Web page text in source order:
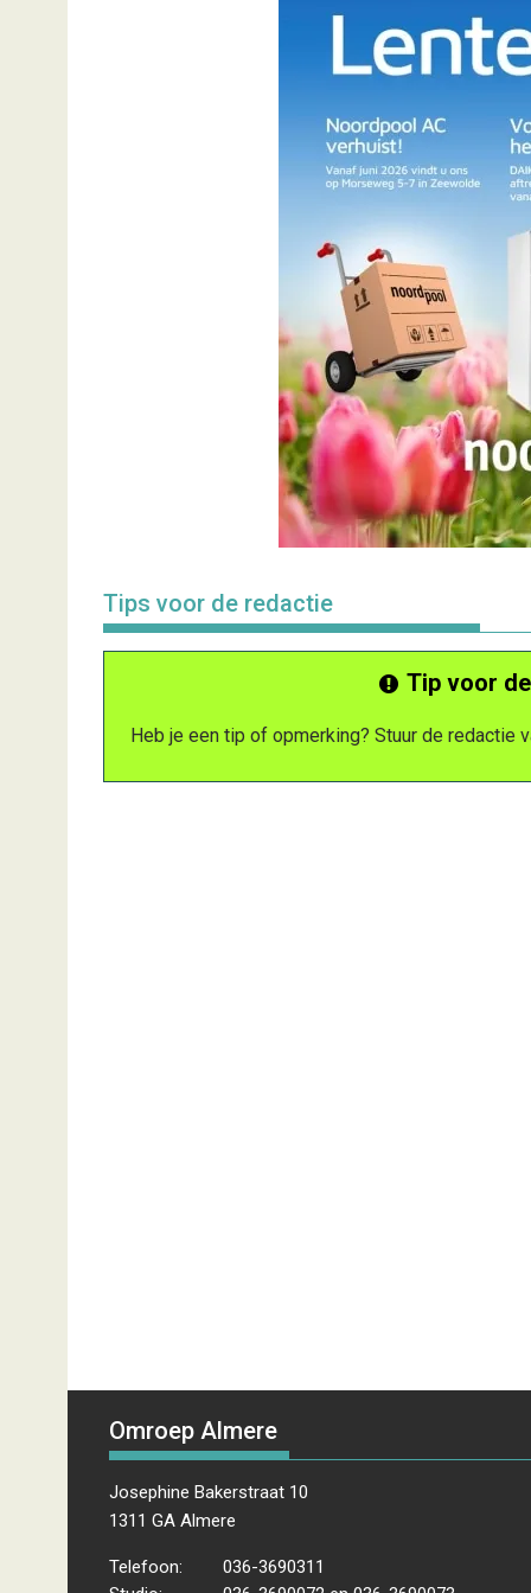
Tips voor de redactie
Tip voor
Heb je een tip of opmerking? Stuur de redactie
Omroep Almere
Josephine Bakerstraat 10
1311 GA Almere
Telefoon:
036-3690311